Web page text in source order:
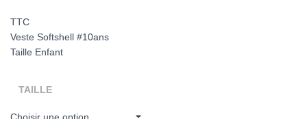
initial
était :
actuel
TTC
Veste Softshell #10ans
Taille Enfant
TAILLE